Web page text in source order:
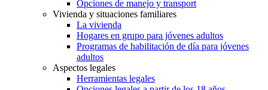
Opciones de manejo y transport
Vivienda y situaciones familiares
La vivienda
Hogares en grupo para jóvenes adultos
Programas de habilitación de día para jóvenes
adultos
Aspectos legales
Herramientas legales